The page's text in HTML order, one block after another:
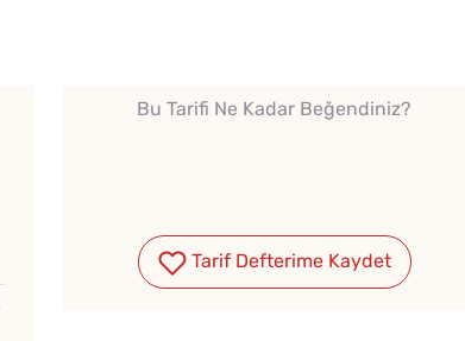
Bu Tarifi Ne Kadar Beğendiniz?
Tarif Defterime Kaydet